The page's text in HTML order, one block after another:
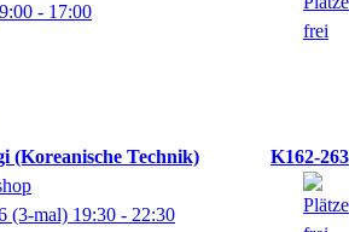
- 17:00
(Koreanische Technik)
K162-263
(3-mal) 19:30 - 22:30